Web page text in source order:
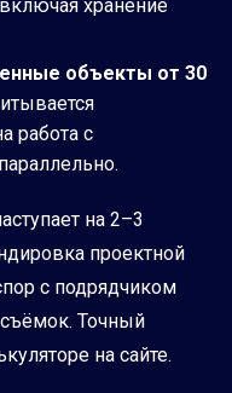
хранение
объекты от 30
работа с
на 2–3
проектной
с подрядчиком
Точный
на сайте.